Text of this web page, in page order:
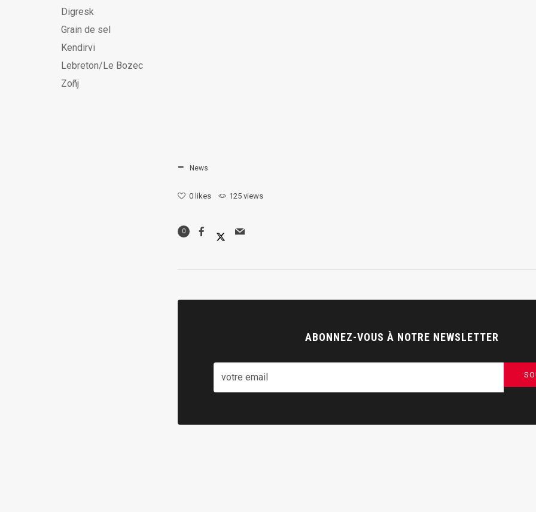
Digresk
Grain de sel
Kendirvi
Lebreton/Le Bozec
Zoñj
News
0 likes 125 views
0
ABONNEZ-VOUS À NOTRE NEWSLETTER